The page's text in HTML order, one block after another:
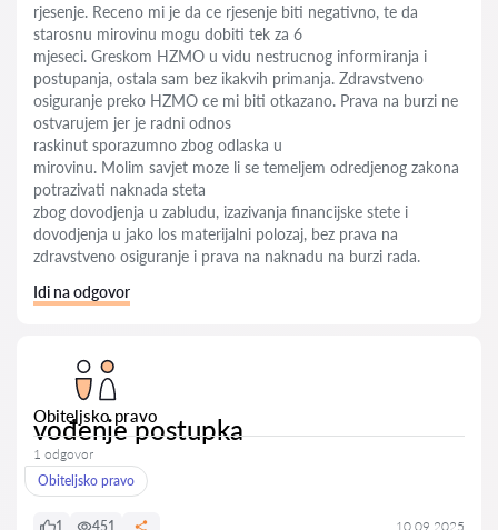
rjesenje. Receno mi je da ce rjesenje biti negativno, te da
starosnu mirovinu mogu dobiti tek za 6
mjeseci. Greskom HZMO u vidu nestrucnog informiranja i
postupanja, ostala sam bez ikakvih primanja. Zdravstveno
osiguranje preko HZMO ce mi biti otkazano. Prava na burzi ne
ostvarujem jer je radni odnos
raskinut sporazumno zbog odlaska u
mirovinu. Molim savjet moze li se temeljem odredjenog zakona
potrazivati naknada steta
zbog dovodjenja u zabludu, izazivanja financijske stete i
dovodjenja u jako los materijalni polozaj, bez prava na
zdravstveno osiguranje i prava na naknadu na burzi rada.
Idi na odgovor
Obiteljsko pravo
vođenje postupka
1 odgovor
Obiteljsko pravo
1 451 10.09.2025